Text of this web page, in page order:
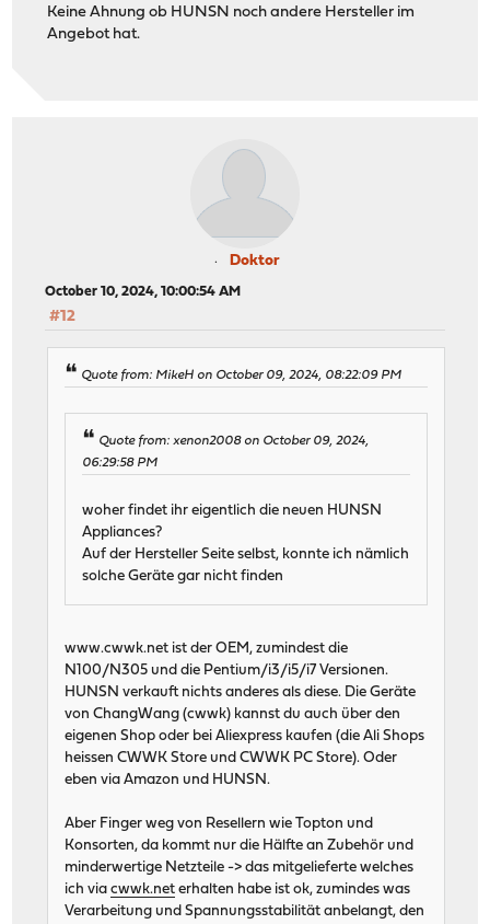
Keine Ahnung ob HUNSN noch andere Hersteller im
Angebot hat.
Doktor
October 10, 2024, 10:00:54 AM
#12
Quote from: MikeH on October 09, 2024, 08:22:09 PM
Quote from: xenon2008 on October 09, 2024,
06:29:58 PM
woher findet ihr eigentlich die neuen HUNSN
Appliances?
Auf der Hersteller Seite selbst, konnte ich nämlich
solche Geräte gar nicht finden
www.cwwk.net ist der OEM, zumindest die
N100/N305 und die Pentium/i3/i5/i7 Versionen.
HUNSN verkauft nichts anderes als diese. Die Geräte
von ChangWang (cwwk) kannst du auch über den
eigenen Shop oder bei Aliexpress kaufen (die Ali Shops
heissen CWWK Store und CWWK PC Store). Oder
eben via Amazon und HUNSN.
Aber Finger weg von Resellern wie Topton und
Konsorten, da kommt nur die Hälfte an Zubehör und
minderwertige Netzteile -> das mitgelieferte welches
ich viacwwk.net erhalten habe ist ok, zumindes was
Verarbeitung und Spannungsstabilität anbelangt, den